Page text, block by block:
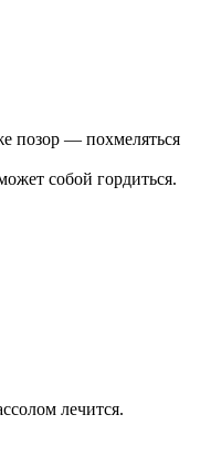
позор — похмеляться
собой гордиться.
лечится.